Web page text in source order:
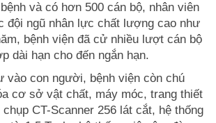
và có hơn 500 cán bộ, nhân viên
đội ngũ nhân lực chất lượng cao như
bệnh viện đã cử nhiều lượt cán bộ
dài hạn cho đến ngắn hạn.
vào con người, bệnh viện còn chú
cơ sở vật chất, máy móc, trang thiết
CT-Scanner 256 lát cắt, hệ thống